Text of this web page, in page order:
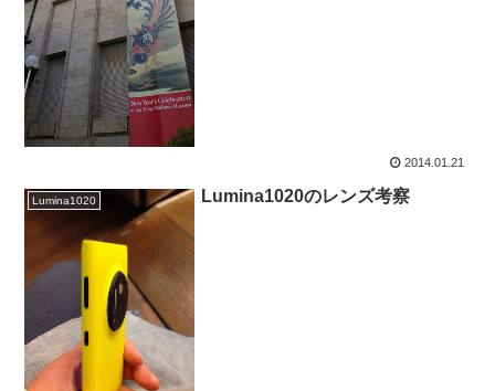
2014.01.21
Lumina1020 Lumina1020のレンズ考察